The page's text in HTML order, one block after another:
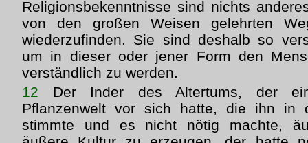
Religionsbekenntnisse sind nichts
von den großen Weisen gelehrten
wiederzufinden. Sie sind deshalb so
um in dieser oder jener Form den
verständlich zu werden.
12 Der Inder des Altertums, der
Pflanzenwelt vor sich hatte, die ihn in
stimmte und es nicht nötig machte,